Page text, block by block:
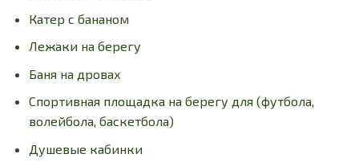
Катер с бананом
Лежаки на берегу
Баня на дровах
Спортивная площадка на берегу для (футбола,
волейбола, баскетбола)
Душевые кабинки